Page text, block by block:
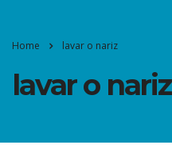
Home lavar o nariz
lavar o nariz